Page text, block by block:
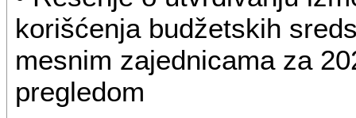
korišćenja budžetskih
mesnim zajednicama za
pregledom